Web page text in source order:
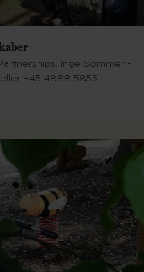
Inge Sommer -
+45 4888 5855